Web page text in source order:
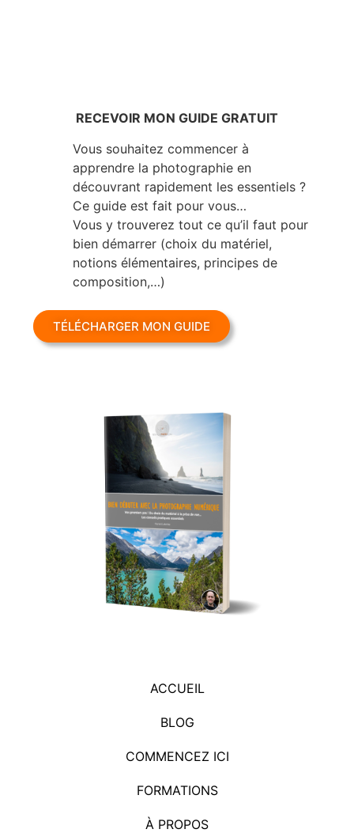
RECEVOIR MON GUIDE GRATUIT
Vous souhaitez commencer à
apprendre la photographie en
découvrant rapidement les essentiels ?
Ce guide est fait pour vous…
Vous y trouverez tout ce qu’il faut pour
bien démarrer (choix du matériel,
notions élémentaires, principes de
composition,…)
TÉLÉCHARGER MON GUIDE
ACCUEIL
BLOG
COMMENCEZ ICI
FORMATIONS
À PROPOS